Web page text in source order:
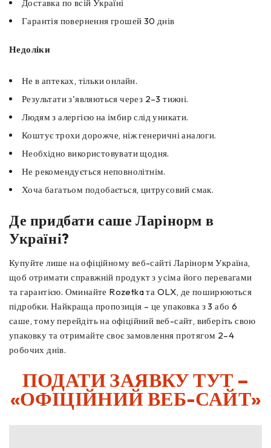
Доставка по всій Україні
Гарантія повернення грошей 30 днів
Недоліки
Не в аптеках, тільки онлайн.
Результати з'являються через 2–3 тижні.
Людям з алергією на імбир слід уникати.
Коштує трохи дорожче, ніж генеричні аналоги.
Необхідно використовувати щодня.
Не рекомендується неповнолітнім.
Хоча багатьом подобається, цитрусовий смак.
Де придбати саше Ларінорм в
Україні?
Купуйте лише на офіційному веб-сайті Ларінорм Україна,
щоб отримати справжній продукт з усіма його перевагами
та гарантією. Оминайте Rozetka та OLX, де поширюються
підробки. Найкраща пропозиція – це упаковка з 3 або 6
саше, тому перейдіть на офіційний веб-сайт, виберіть свою
упаковку та отримайте своє замовлення протягом 2–4
робочих днів.
ПОДАТИ ЗАЯВКУ ТУТ –
«ОФІЦІЙНИЙ ВЕБ-САЙТ»